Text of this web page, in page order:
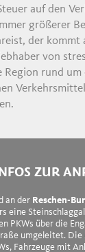
auf den
größerer
der kommt
von
Region rund
ZUR
an der Reschen-
eine
PKWs über die
umgeleitet.
Fahrzeuge mit